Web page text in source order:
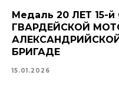
Медаль 20 ЛЕТ 15-
ГВАРДЕЙСКОЙ
БРИГАДЕ
15.01.2026